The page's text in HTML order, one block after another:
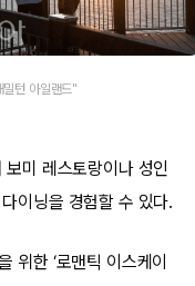
턴 아일랜드"
미 레스토랑이나 성인
이닝을 경험할 수 있다.
위한 ‘로맨틱 이스케이